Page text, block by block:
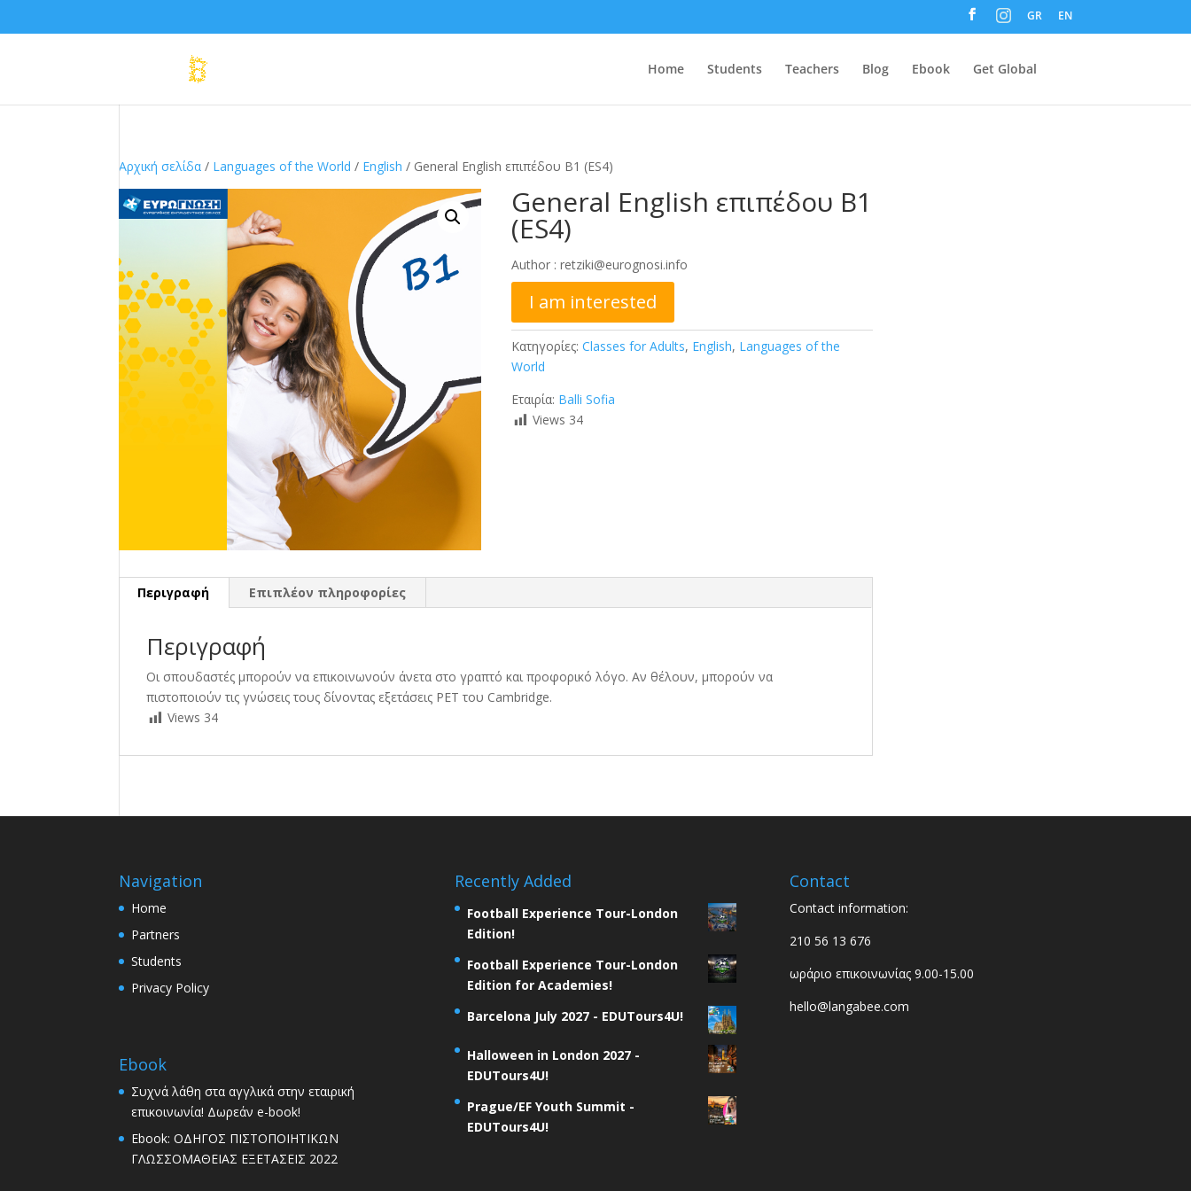
M
e
n
t
e
GR EN
Home Students Teachers Blog Ebook Get Global
Αρχική σελίδα / Languages of the World / English / General English επιπέδου Β1 (ES4)
General English επιπέδου Β1
(ES4)
Author : retziki@eurognosi.info
I am interested
Κατηγορίες: Classes for Adults, English, Languages of the
World
Εταιρία: Balli Sofia
Views 34
Περιγραφή Επιπλέον πληροφορίες
Περιγραφή
Οι σπουδαστές μπορούν να επικοινωνούν άνετα στο γραπτό και προφορικό λόγο. Αν θέλουν, μπορούν να
πιστοποιούν τις γνώσεις τους δίνοντας εξετάσεις PET του Cambridge.
Views 34
Navigation
Home
Partners
Students
Privacy Policy
Ebook
Συχνά λάθη στα αγγλικά στην εταιρική
επικοινωνία! Δωρεάν e-book!
Ebook: ΟΔΗΓΟΣ ΠΙΣΤΟΠΟΙΗΤΙΚΩΝ
ΓΛΩΣΣΟΜΑΘΕΙΑΣ ΕΞΕΤΑΣΕΙΣ 2022
Recently Added
Football Experience Tour-London
Edition!
Football Experience Tour-London
Edition for Academies!
Barcelona July 2027 - EDUTours4U!
Halloween in London 2027 -
EDUTours4U!
Prague/EF Youth Summit -
EDUTours4U!
Contact
Contact information:
210 56 13 676
ωράριο επικοινωνίας 9.00-15.00
hello@langabee.com